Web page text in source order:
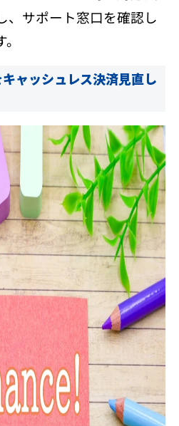
、サポート窓口を確認し
ャッシュレス決済見直し